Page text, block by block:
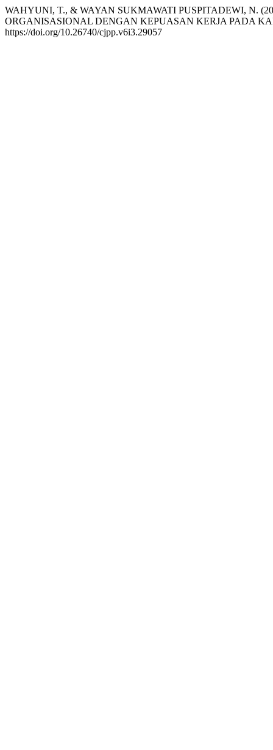
WAHYUNI, T., & WAYAN SUKMAWATI PUSPITADEWI, N.
ORGANISASIONAL DENGAN KEPUASAN KERJA PADA
https://doi.org/10.26740/cjpp.v6i3.29057